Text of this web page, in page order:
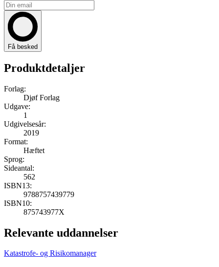
Få besked
Produktdetaljer
Forlag:
Djøf Forlag
Udgave:
1
Udgivelsesår:
2019
Format:
Hæftet
Sprog:
Sideantal:
562
ISBN13:
9788757439779
ISBN10:
875743977X
Relevante uddannelser
Katastrofe- og Risikomanager